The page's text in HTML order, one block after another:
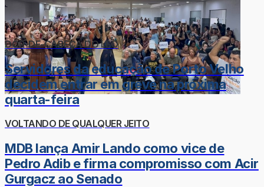
DOR-DE-CABEÇA DO LÉO
Servidores da educação de Porto Velho
decidem entrar em greve na próxima
quarta-feira
VOLTANDO DE QUALQUER JEITO
MDB lança Amir Lando como vice de
Pedro Adib e firma compromisso com Acir
Gurgacz ao Senado